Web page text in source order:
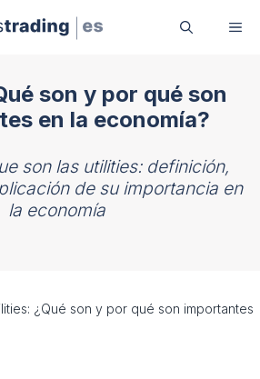
son y por qué son
en la economía?
son las utilities: definición,
de su importancia en
la economía
¿Qué son y por qué son importantes